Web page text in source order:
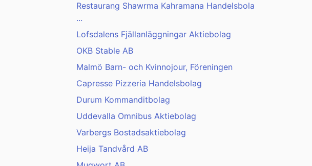
Restaurang Shawrma Kahramana Handelsbola
...
Lofsdalens Fjällanläggningar Aktiebolag
OKB Stable AB
Malmö Barn- och Kvinnojour, Föreningen
Capresse Pizzeria Handelsbolag
Durum Kommanditbolag
Uddevalla Omnibus Aktiebolag
Varbergs Bostadsaktiebolag
Heija Tandvård AB